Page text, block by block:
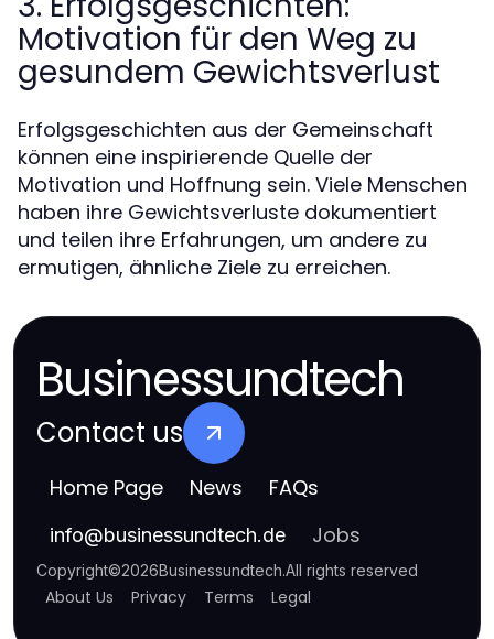
Motivation für den Weg zu
gesundem Gewichtsverlust
Erfolgsgeschichten aus der Gemeinschaft
können eine inspirierende Quelle der
Motivation und Hoffnung sein. Viele Menschen
haben ihre Gewichtsverluste dokumentiert
und teilen ihre Erfahrungen, um andere zu
ermutigen, ähnliche Ziele zu erreichen.
Businessundtech
Contact us
Home Page News FAQs
info@businessundtech.de Jobs
Copyright©2026Businessundtech.All rights reserved
About Us Privacy Terms Legal